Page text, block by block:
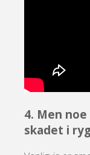
4. Men
skadet i